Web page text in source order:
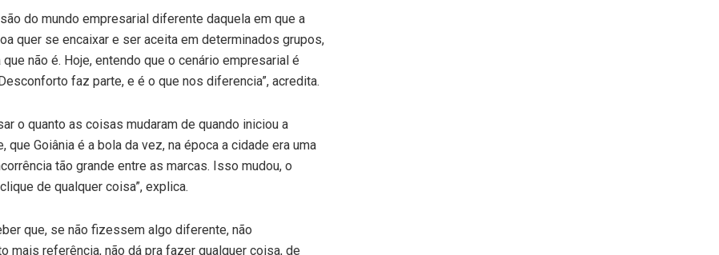
do mundo empresarial diferente daquela em que a
quer se encaixar e ser aceita em determinados grupos,
não é. Hoje, entendo que o cenário empresarial é
faz parte, e é o que nos diferencia”, acredita.
o quanto as coisas mudaram de quando iniciou a
Goiânia é a bola da vez, na época a cidade era uma
tão grande entre as marcas. Isso mudou, o
de qualquer coisa”, explica.
que, se não fizessem algo diferente, não
mais referência, não dá pra fazer qualquer coisa, de